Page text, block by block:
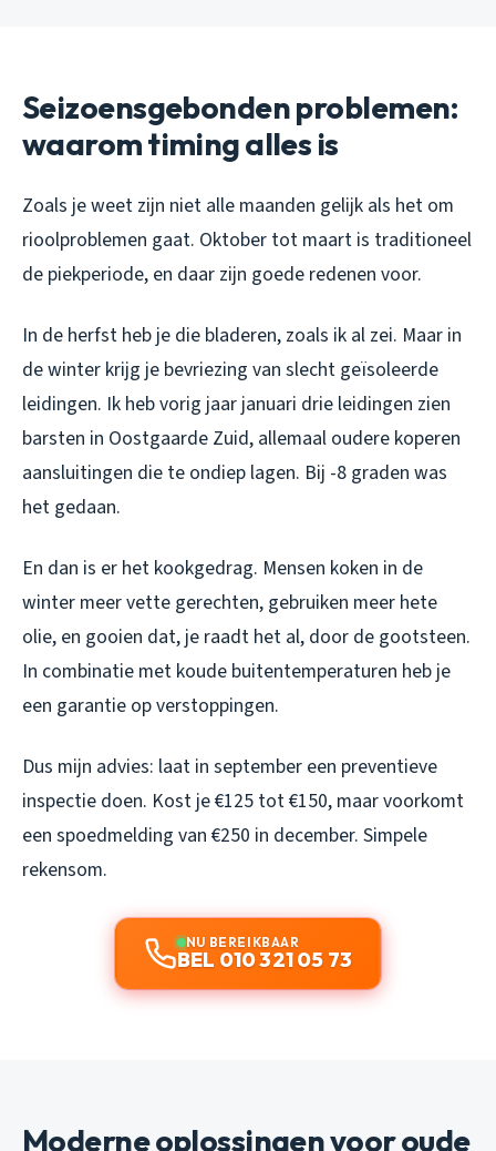
Seizoensgebonden problemen:
waarom timing alles is
Zoals je weet zijn niet alle maanden gelijk als het om
rioolproblemen gaat. Oktober tot maart is traditioneel
de piekperiode, en daar zijn goede redenen voor.
In de herfst heb je die bladeren, zoals ik al zei. Maar in
de winter krijg je bevriezing van slecht geïsoleerde
leidingen. Ik heb vorig jaar januari drie leidingen zien
barsten in Oostgaarde Zuid, allemaal oudere koperen
aansluitingen die te ondiep lagen. Bij -8 graden was
het gedaan.
En dan is er het kookgedrag. Mensen koken in de
winter meer vette gerechten, gebruiken meer hete
olie, en gooien dat, je raadt het al, door de gootsteen.
In combinatie met koude buitentemperaturen heb je
een garantie op verstoppingen.
Dus mijn advies: laat in september een preventieve
inspectie doen. Kost je €125 tot €150, maar voorkomt
een spoedmelding van €250 in december. Simpele
rekensom.
NU BEREIKBAAR
BEL 010 321 05 73
Moderne oplossingen voor oude